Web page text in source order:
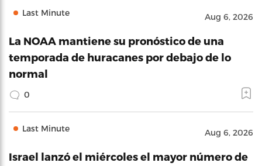
Last Minute Aug 6, 2026
La NOAA mantiene su pronóstico de una
temporada de huracanes por debajo de lo
normal
0
Last Minute Aug 6, 2026
Israel lanzó el miércoles el mayor número de